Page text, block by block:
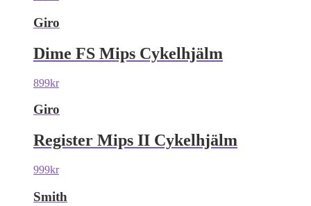
Giro
Dime FS Mips Cykelhjälm
899kr
Giro
Register Mips II Cykelhjälm
999kr
Smith